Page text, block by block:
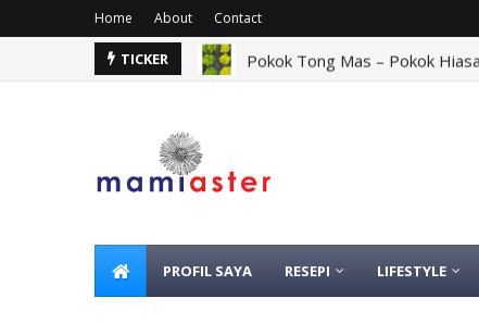
Home About Contact
TICKER
TUDUNG Pokok Tong Mas – Pokok
PROFIL SAYA RESEPI LIFESTYLE